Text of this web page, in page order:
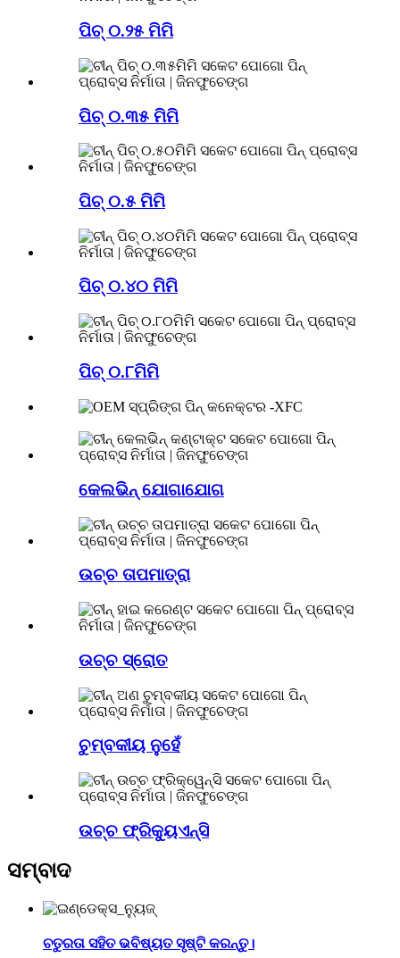
ପିଚ୍‌ ୦.୨୫ ମିମି
ପିଚ୍‌ ୦.୩୫ ମିମି
ପିଚ୍‌ ୦.୫ ମିମି
ପିଚ୍‌ ୦.୪୦ ମିମି
ପିଚ୍‌ ୦.୮ମିମି
କେଲଭିନ୍ ଯୋଗାଯୋଗ
ଉଚ୍ଚ ତାପମାତ୍ରା
ଉଚ୍ଚ ସ୍ରୋତ
ଚୁମ୍ବକୀୟ ନୁହେଁ
ଉଚ୍ଚ ଫ୍ରିକ୍ୟୁଏନ୍ସି
ସମ୍ବାଦ
ଚତୁରତା ସହିତ ଭବିଷ୍ୟତ ସୃଷ୍ଟି କରନ୍ତୁ।